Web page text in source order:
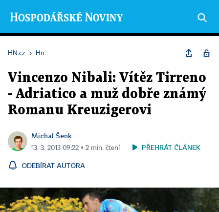
HN.cz › Hn
Vincenzo Nibali: Vítěz Tirreno
- Adriatico a muž dobře známý
Romanu Kreuzigerovi
Michal Šenk
13. 3. 2013 09:22 ▪ 2 min. čtení PŘEHRÁT ČLÁNEK
ODEBÍRAT AUTORA